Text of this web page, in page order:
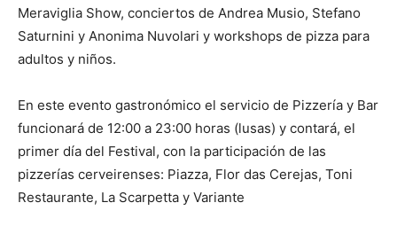
Meraviglia Show, conciertos de Andrea Musio, Stefano
Saturnini y Anonima Nuvolari y workshops de pizza para
adultos y niños.
En este evento gastronómico el servicio de Pizzería y Bar
funcionará de 12:00 a 23:00 horas (lusas) y contará, el
primer día del Festival, con la participación de las
pizzerías cerveirenses: Piazza, Flor das Cerejas, Toni
Restaurante, La Scarpetta y Variante